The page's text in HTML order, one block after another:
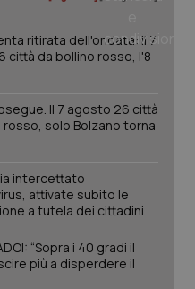
ritirata dell'ondata: il 7
città da bollino rosso, l'8
Il 7 agosto 26 città
solo Bolzano torna
intercettato
attivate subito le
a tutela dei cittadini
“Sopra i 40 gradi il
più a disperdere il